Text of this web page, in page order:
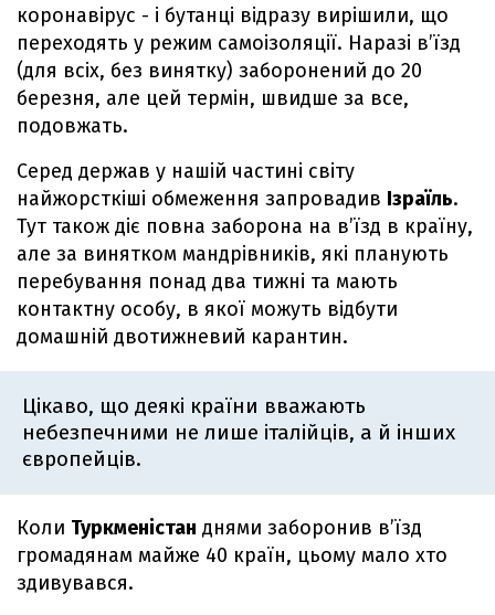
коронавірус - і бутанці відразу вирішили, що
переходять у режим самоізоляції. Наразі в’їзд
(для всіх, без винятку) заборонений до 20
березня, але цей термін, швидше за все,
подовжать.
Серед держав у нашій частині світу
найжорсткіші обмеження запровадив Ізраїль.
Тут також діє повна заборона на в’їзд в країну,
але за винятком мандрівників, які планують
перебування понад два тижні та мають
контактну особу, в якої можуть відбути
домашній двотижневий карантин.
Цікаво, що деякі країни вважають
небезпечними не лише італійців, а й інших
європейців.
Коли Туркменістан днями заборонив в’їзд
громадянам майже 40 країн, цьому мало хто
здивувався.